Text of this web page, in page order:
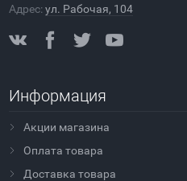
Адрес:ул. Рабочая, 104
Информация
Акции магазина
Оплата товара
Доставка товара